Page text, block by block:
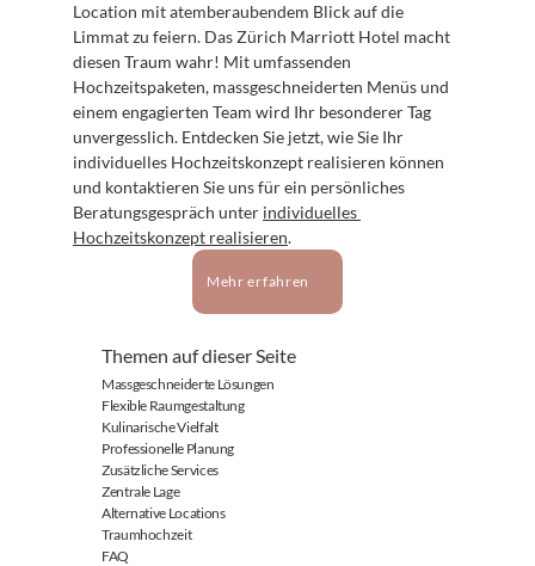
Location mit atemberaubendem Blick auf die
Limmat zu feiern. Das Zürich Marriott Hotel macht
diesen Traum wahr! Mit umfassenden
Hochzeitspaketen, massgeschneiderten Menüs und
einem engagierten Team wird Ihr besonderer Tag
unvergesslich. Entdecken Sie jetzt, wie Sie Ihr
individuelles Hochzeitskonzept realisieren können
und kontaktieren Sie uns für ein persönliches
Beratungsgespräch unter individuelles
Hochzeitskonzept realisieren.
Mehr erfahren
Themen auf dieser Seite
Massgeschneiderte Lösungen
Flexible Raumgestaltung
Kulinarische Vielfalt
Professionelle Planung
Zusätzliche Services
Zentrale Lage
Alternative Locations
Traumhochzeit
FAQ